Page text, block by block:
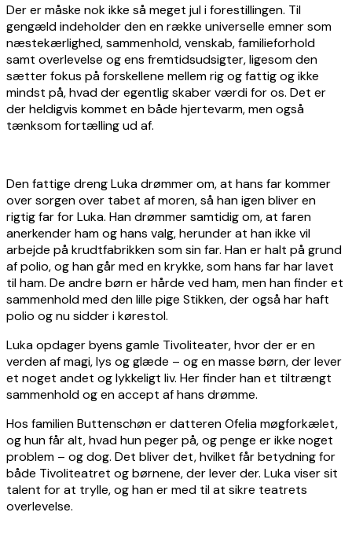
Der er måske nok ikke så meget jul i forestillingen. Til
gengæld indeholder den en række universelle emner som
næstekærlighed, sammenhold, venskab, familieforhold
samt overlevelse og ens fremtidsudsigter, ligesom den
sætter fokus på forskellene mellem rig og fattig og ikke
mindst på, hvad der egentlig skaber værdi for os. Det er
der heldigvis kommet en både hjertevarm, men også
tænksom fortælling ud af.
Den fattige dreng Luka drømmer om, at hans far kommer
over sorgen over tabet af moren, så han igen bliver en
rigtig far for Luka. Han drømmer samtidig om, at faren
anerkender ham og hans valg, herunder at han ikke vil
arbejde på krudtfabrikken som sin far. Han er halt på grund
af polio, og han går med en krykke, som hans far har lavet
til ham. De andre børn er hårde ved ham, men han finder et
sammenhold med den lille pige Stikken, der også har haft
polio og nu sidder i kørestol.
Luka opdager byens gamle Tivoliteater, hvor der er en
verden af magi, lys og glæde – og en masse børn, der lever
et noget andet og lykkeligt liv. Her finder han et tiltrængt
sammenhold og en accept af hans drømme.
Hos familien Buttenschøn er datteren Ofelia møgforkælet,
og hun får alt, hvad hun peger på, og penge er ikke noget
problem – og dog. Det bliver det, hvilket får betydning for
både Tivoliteatret og børnene, der lever der. Luka viser sit
talent for at trylle, og han er med til at sikre teatrets
overlevelse.